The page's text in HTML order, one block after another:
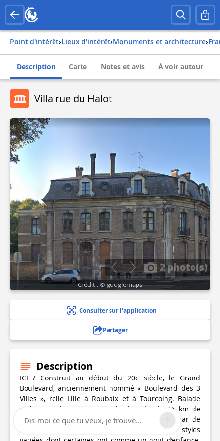
Point d'intérêt› Lieux d'intérêt› Monuments et architecture›
Description Carte Notes et avis À voir autour
Villa rue du Halot
2 photo(s)
Crédit : © googlemaps
Consulter sur l'application
Partager
Description
ICI / Construit au début du 20e siècle, le Grand
Boulevard, anciennement nommé « Boulevard des 3
Villes », relie Lille à Roubaix et à Tourcoing. Balade
architecturale et patrimoniale de près de 15 km de
long, ce boulevard intercommunal est bordé par de
nombreuses demeures remarquables aux styles
Dis-moi ce que tu veux, je trouve...